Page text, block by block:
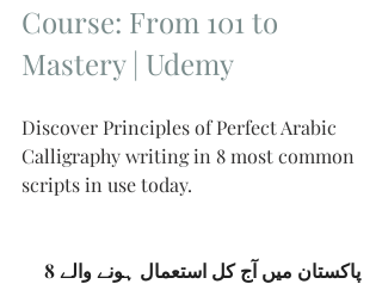
Course: From 101 to
Mastery | Udemy
Discover Principles of Perfect Arabic
Calligraphy writing in 8 most common
scripts in use today.